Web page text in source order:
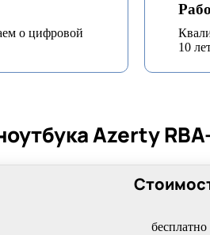
о цифровой
10
Azerty
бесплатно